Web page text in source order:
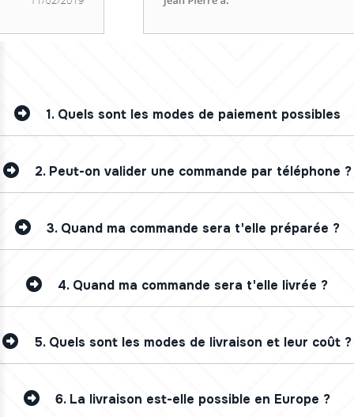
1. Quels sont les modes de paiement possibles
2. Peut-on valider une commande par téléphone ?
3. Quand ma commande sera t'elle préparée ?
4. Quand ma commande sera t'elle livrée ?
5. Quels sont les modes de livraison et leur coût ?
6. La livraison est-elle possible en Europe ?